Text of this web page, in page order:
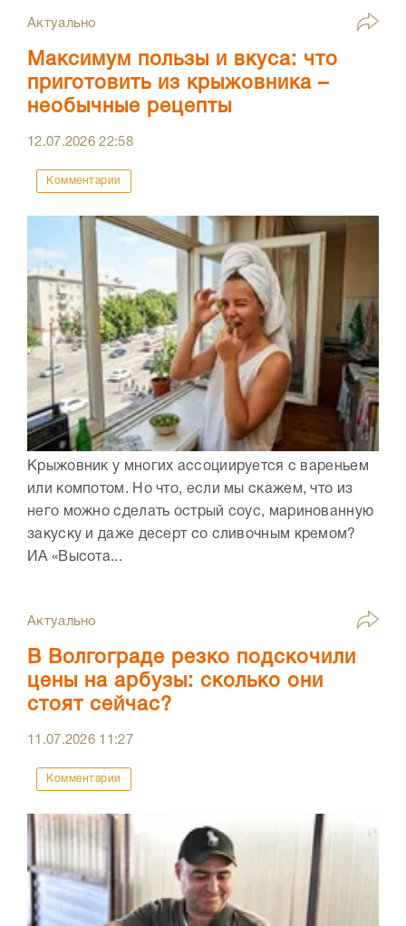
Актуально
Максимум пользы и вкуса: что
приготовить из крыжовника –
необычные рецепты
12.07.202622:58
Комментарии
Крыжовник у многих ассоциируется с вареньем
или компотом. Но что, если мы скажем, что из
него можно сделать острый соус, маринованную
закуску и даже десерт со сливочным кремом?
ИА «Высота...
Актуально
В Волгограде резко подскочили
цены на арбузы: сколько они
стоят сейчас?
11.07.2026 11:27
Комментарии